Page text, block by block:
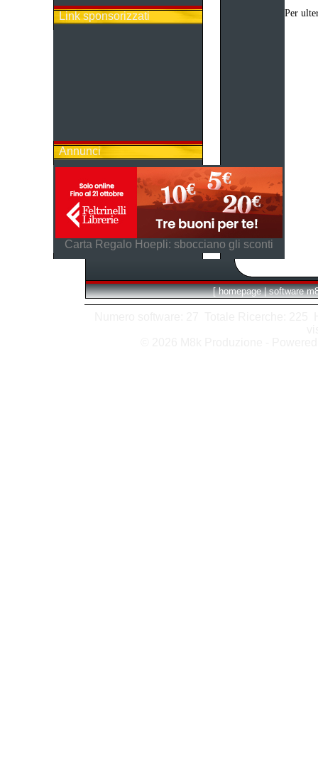
Link sponsorizzati
Annunci
Carta Regalo Hoepli: sbocciano gli sconti
Per
[ homepage | software